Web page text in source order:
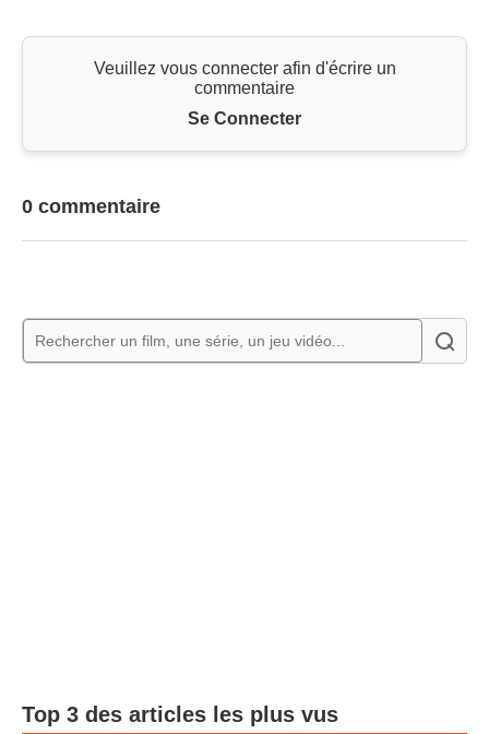
Veuillez vous connecter afin d'écrire un
commentaire
Se Connecter
0 commentaire
Top 3 des articles les plus vus